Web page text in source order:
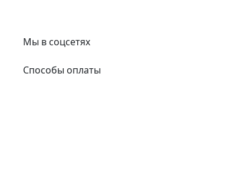
Мы в соцсетях
Способы оплаты